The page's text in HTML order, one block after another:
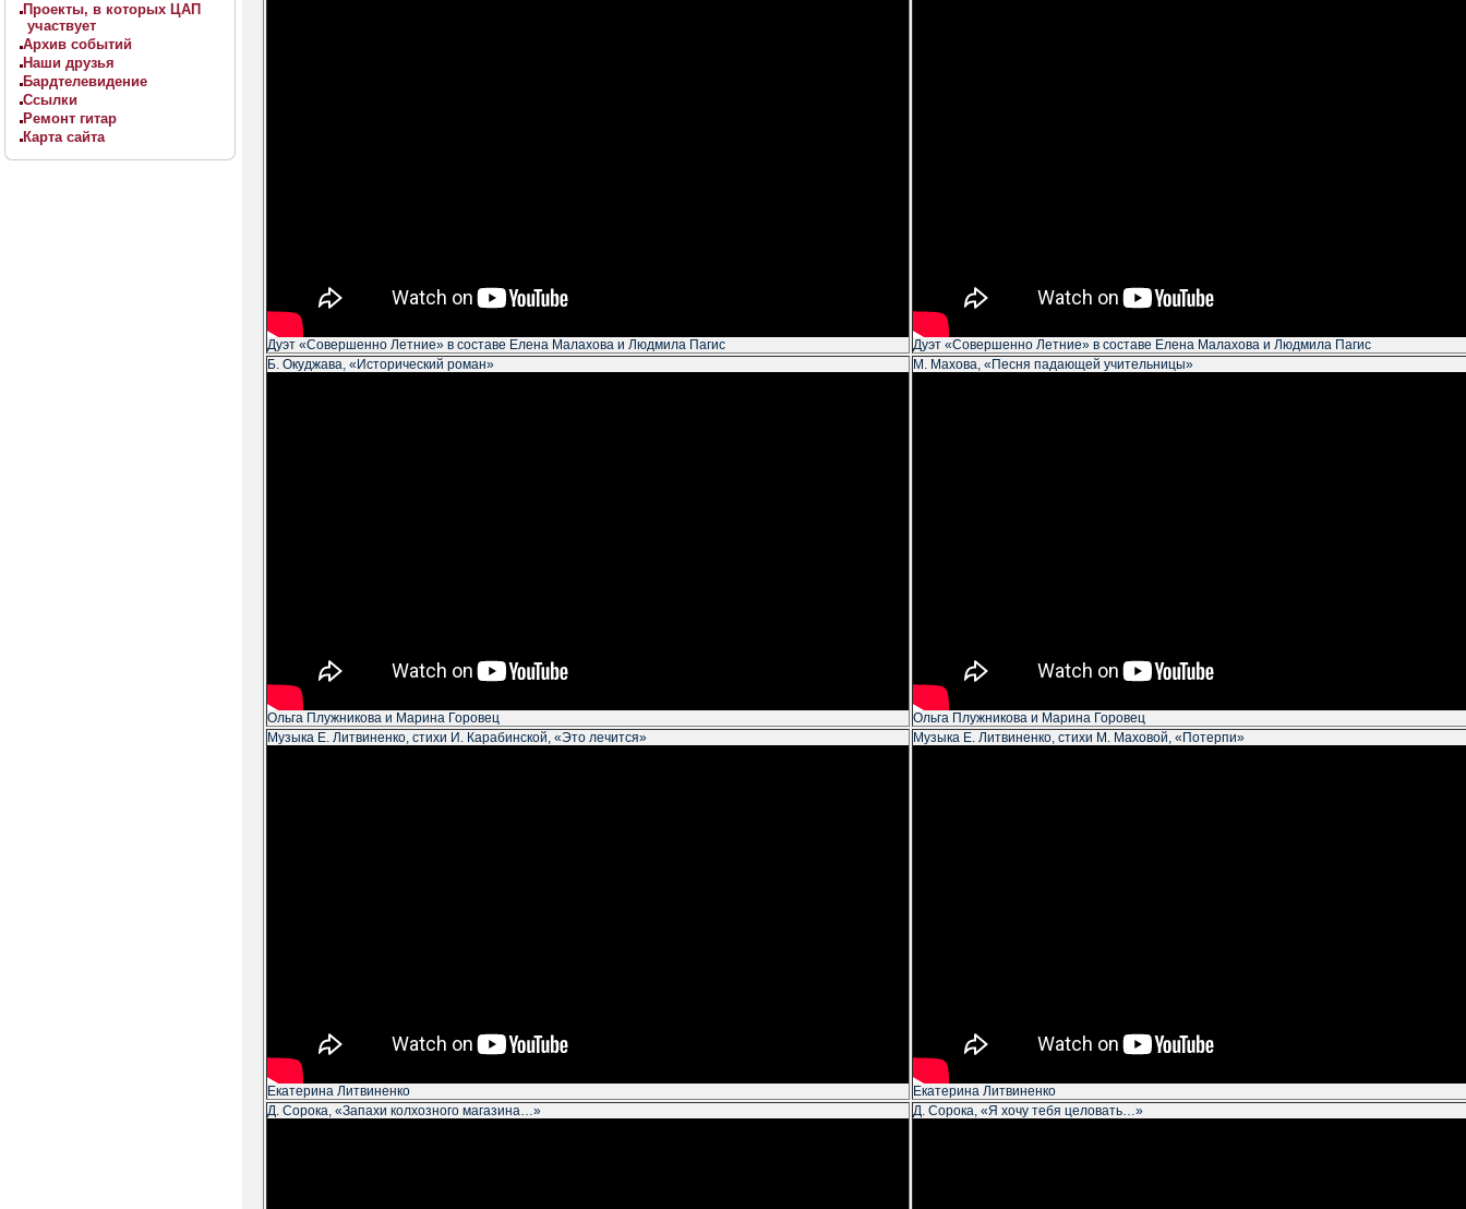
Проекты, в которых ЦАП
участвует
Архив событий
Наши друзья
Бардтелевидение
Ссылки
Ремонт гитар
Карта сайта
Дуэт «Совершенно Летние» в составе Елена Малахова и Людмила Пагис
Дуэт «Совершенно Летние» в составе Елена Малахова и Людмила Пагис
Б. Окуджава, «Исторический роман»
Ольга Плужникова и Марина Горовец
М. Махова, «Песня падающей учительницы»
Ольга Плужникова и Марина Горовец
Музыка Е. Литвиненко, стихи И. Карабинской, «Это лечится»
Екатерина Литвиненко
Музыка Е. Литвиненко, стихи М. Маховой, «Потерпи»
Екатерина Литвиненко
Д. Сорока, «Запахи колхозного магазина…»
Д. Сорока, «Я хочу тебя целовать…»